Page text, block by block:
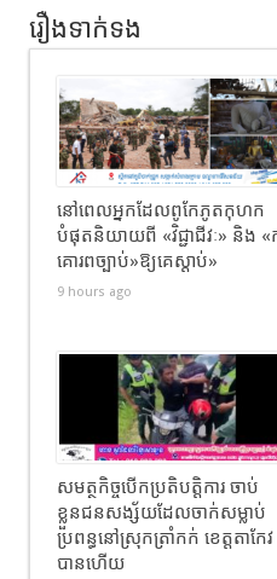
រឿងទាក់ទង
នៅពេលអ្នកដែលពូកែភូតកុហក
បំផុតនិយាយពី «វិជ្ជាជីវៈ» និង «
គោរពច្បាប់»ឱ្យគេស្តាប់»
9 hours ago
សមត្ថកិច្ចបើកប្រតិបត្តិការ ចាប់
ខ្លួនជនសង្ស័យដែលចាក់សម្លាប់
ប្រពន្ធនៅស្រុកត្រាំកក់ ខេត្តតាកែវ
បានហេីយ